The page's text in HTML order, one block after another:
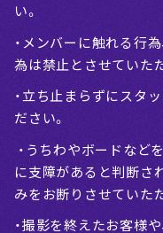
い。
・メンバーに触れる行
為は禁止とさせていた
・立ち止まらずにスタ
ださい。
・うちわやボードなど
に支障があると判断さ
みをお断りさせていた
・撮影を終えたお客様